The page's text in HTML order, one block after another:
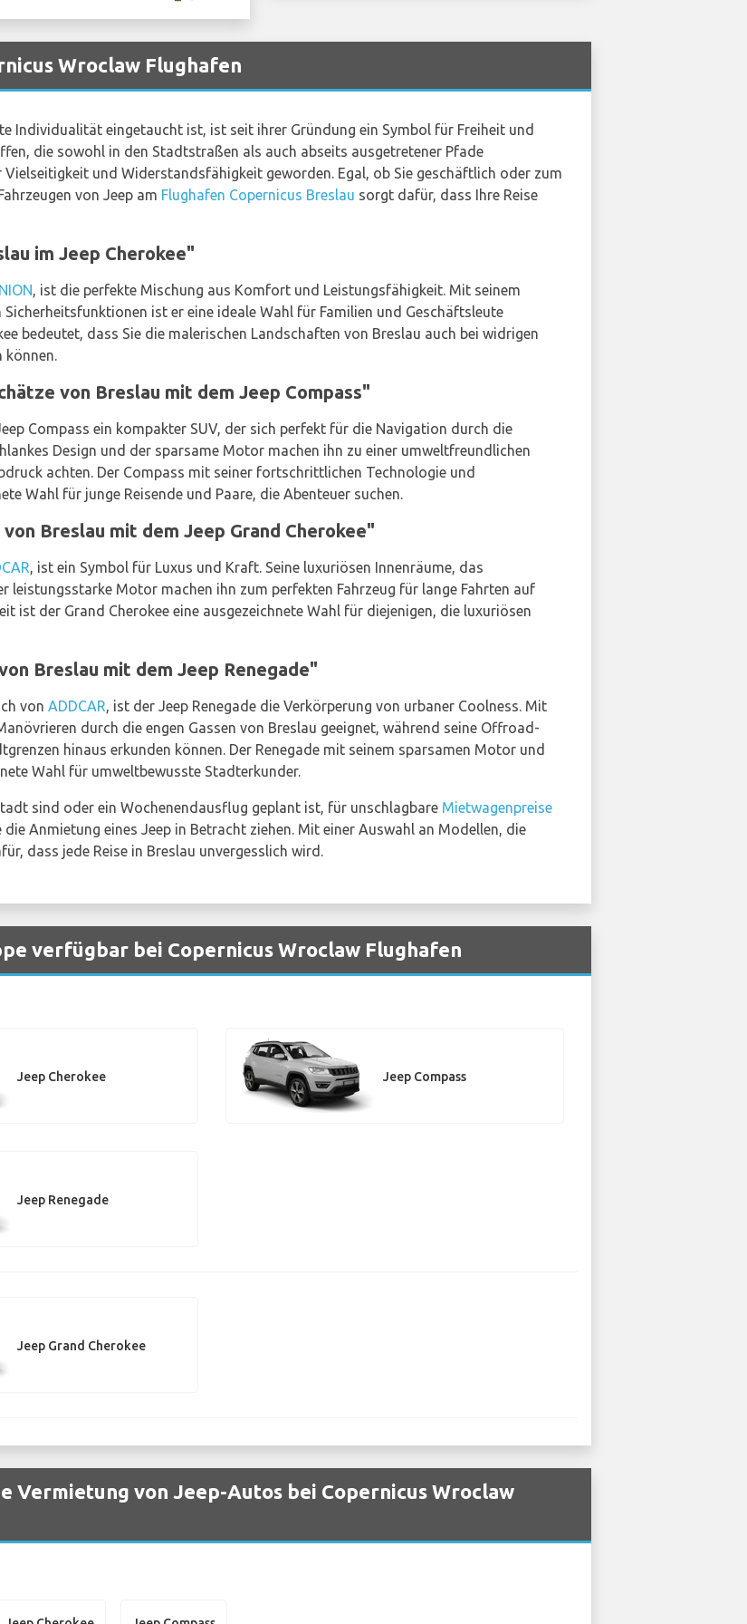
Wroclaw Flughafen
Individualität eingetaucht ist, ist seit ihrer Gründung ein Symbol für Freiheit und
die sowohl in den Stadtstraßen als auch abseits ausgetretener Pfade
und Widerstandsfähigkeit geworden. Egal, ob Sie geschäftlich oder zum
von Jeep am Flughafen Copernicus Breslau sorgt dafür, dass Ihre Reise
im Jeep Cherokee"
, ist die perfekte Mischung aus Komfort und Leistungsfähigkeit. Mit seinem
ist er eine ideale Wahl für Familien und Geschäftsleute
bedeutet, dass Sie die malerischen Landschaften von Breslau auch bei widrigen
können.
von Breslau mit dem Jeep Compass"
Compass ein kompakter SUV, der sich perfekt für die Navigation durch die
Design und der sparsame Motor machen ihn zu einer umweltfreundlichen
achten. Der Compass mit seiner fortschrittlichen Technologie und
Wahl für junge Reisende und Paare, die Abenteuer suchen.
Breslau mit dem Jeep Grand Cherokee"
, ist ein Symbol für Luxus und Kraft. Seine luxuriösen Innenräume, das
Motor machen ihn zum perfekten Fahrzeug für lange Fahrten auf
ist der Grand Cherokee eine ausgezeichnete Wahl für diejenigen, die luxuriösen
Breslau mit dem Jeep Renegade"
von ADDCAR, ist der Jeep Renegade die Verkörperung von urbaner Coolness. Mit
durch die engen Gassen von Breslau geeignet, während seine Offroad-
hinaus erkunden können. Der Renegade mit seinem sparsamen Motor und
Wahl für umweltbewusste Stadterkunder.
sind oder ein Wochenendausflug geplant ist, für unschlagbare Mietwagenpreise
die Anmietung eines Jeep in Betracht ziehen. Mit einer Auswahl an Modellen, die
dass jede Reise in Breslau unvergesslich wird.
verfügbar bei Copernicus Wroclaw Flughafen
Jeep Cherokee Jeep Compass
Jeep Renegade
Jeep Grand Cherokee
Vermietung von Jeep-Autos bei Copernicus Wroclaw